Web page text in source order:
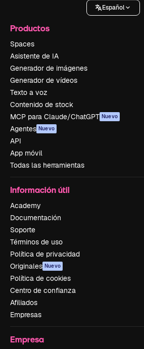
Español
Productos
Spaces
Asistente de IA
Generador de imágenes
Generador de vídeos
Texto a voz
Contenido de stock
MCP para Claude/ChatGPT Nuevo
Agentes Nuevo
API
App móvil
Todas las herramientas
Información útil
Academy
Documentación
Soporte
Términos de uso
Política de privacidad
Originales Nuevo
Política de cookies
Centro de confianza
Afiliados
Empresas
Empresa